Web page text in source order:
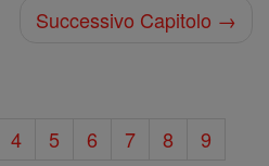
Successivo Capitolo →
4 5 6 7 8
9